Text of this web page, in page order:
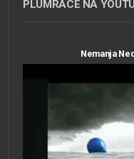
PLUMRACE NA
Nemanja